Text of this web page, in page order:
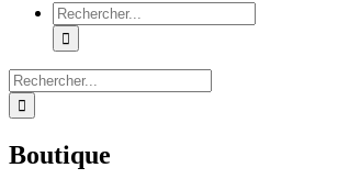
Rechercher:
Rechercher:
Boutique